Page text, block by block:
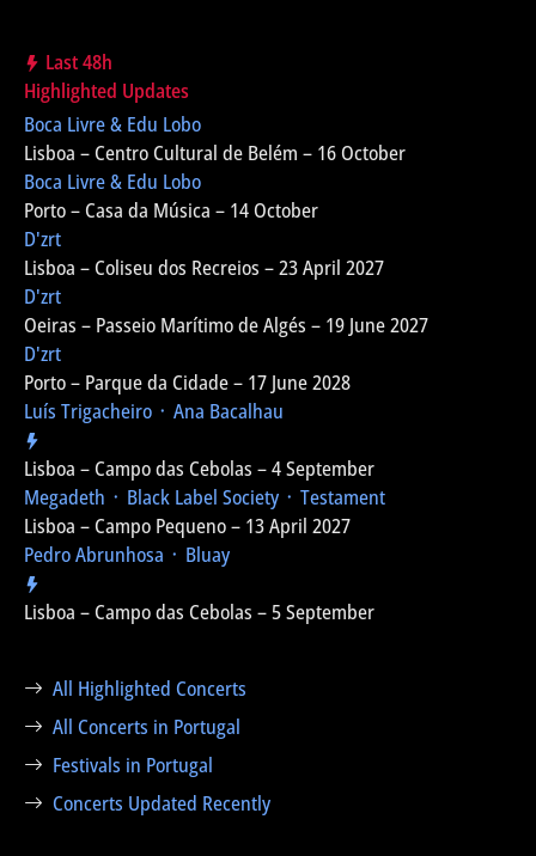
Last 48h
Highlighted Updates
Boca Livre & Edu Lobo
Lisboa – Centro Cultural de Belém – 16 October
Boca Livre & Edu Lobo
Porto – Casa da Música – 14 October
D'zrt
Lisboa – Coliseu dos Recreios – 23 April 2027
D'zrt
Oeiras – Passeio Marítimo de Algés – 19 June 2027
D'zrt
Porto – Parque da Cidade – 17 June 2028
Luís Trigacheiro ᛫ Ana Bacalhau
Lisboa – Campo das Cebolas – 4 September
Megadeth ᛫ Black Label Society ᛫ Testament
Lisboa – Campo Pequeno – 13 April 2027
Pedro Abrunhosa ᛫ Bluay
Lisboa – Campo das Cebolas – 5 September
All Highlighted Concerts
All Concerts in Portugal
Festivals in Portugal
Concerts Updated Recently